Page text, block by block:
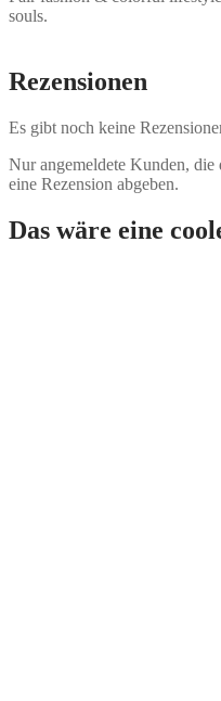
souls.
Rezensionen
Es gibt noch keine
Nur angemeldete Kunden, die
eine Rezension abgeben.
Das wäre eine